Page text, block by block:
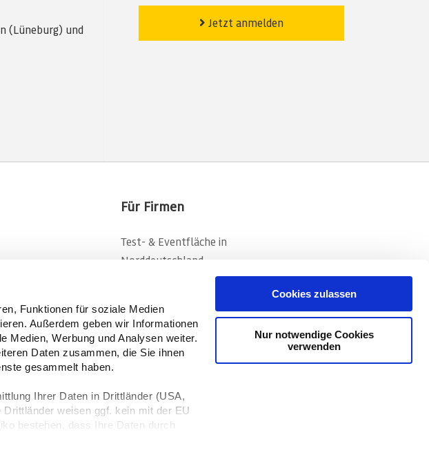
Funktionen für soziale Medien
Außerdem geben wir Informationen
Medien, Werbung und Analysen weiter.
Daten zusammen, die Sie ihnen
gesammelt haben.
Ihrer Daten in Drittländer (USA,
weisen ggf. kein mit der EU
bestehen, dass Ihre Daten durch
Cookies zulassen
Nur notwendige Cookies
verwenden
(Lüneburg) und
Jetzt anmelden
Für Firmen
Test- & Eventfläche in
Norddeutschland
Rettungsdienste & Feuerwehren
Zuschüsse zum Training